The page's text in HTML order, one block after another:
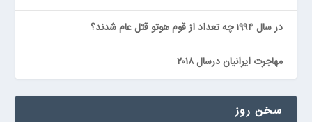
در سال ۱۹۹۴ چه تعداد از قوم هوتو قتل عام شدند؟
مهاجرت ایرانیان درسال ٢٠١٨
سخن روز